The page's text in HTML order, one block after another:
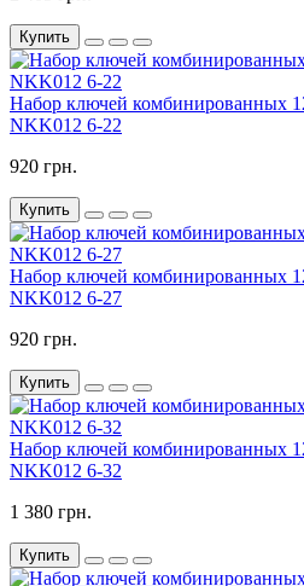
Купить
Набор ключей комбинированных
NKK012 6-22
920 грн.
Купить
Набор ключей комбинированных
NKK012 6-27
920 грн.
Купить
Набор ключей комбинированных
NKK012 6-32
1 380 грн.
Купить